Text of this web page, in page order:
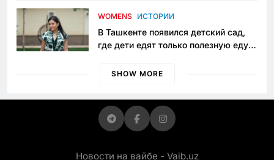
приговору
WOMENS ИСТОРИИ
В Ташкенте появился детский сад,
где дети едят только полезную еду.
просить «кашу без сахара»
SHOW MORE
Новости на вайбе - Vaib.uz